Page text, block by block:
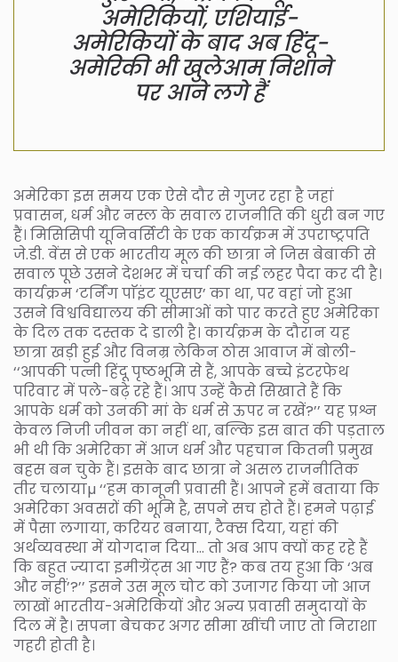
अमेरिकियों, एशियाई-
अमेरिकियों के बाद अब हिंदू-
अमेरिकी भी खुलेआम निशाने
पर आने लगे हैं
अमेरिका इस समय एक ऐसे दौर से गुजर रहा है जहां
प्रवासन, धर्म और नस्ल के सवाल राजनीति की धुरी बन गए
हैं। मिसिसिपी यूनिवर्सिटी के एक कार्यक्रम में उपराष्ट्रपति
जे.डी. वेंस से एक भारतीय मूल की छात्रा ने जिस बेबाकी से
सवाल पूछे उसने देशभर में चर्चा की नई लहर पैदा कर दी है।
कार्यक्रम ‘टर्निंग पाॅइंट यूएसए’ का था, पर वहां जो हुआ
उसने विश्वविद्यालय की सीमाओं को पार करते हुए अमेरिका
के दिल तक दस्तक दे डाली है। कार्यक्रम के दौरान यह
छात्रा खड़ी हुई और विनम्र लेकिन ठोस आवाज में बोली-
‘‘आपकी पत्नी हिंदू पृष्ठभूमि से हैं, आपके बच्चे इंटरफेथ
परिवार में पले-बढ़े रहे हैं। आप उन्हें कैसे सिखाते हैं कि
आपके धर्म को उनकी मां के धर्म से ऊपर न रखें?’’ यह प्रश्न
केवल निजी जीवन का नहीं था, बल्कि इस बात की पड़ताल
भी थी कि अमेरिका में आज धर्म और पहचान कितनी प्रमुख
बहस बन चुके हैं। इसके बाद छात्रा ने असल राजनीतिक
तीर चलायाµ ‘‘हम कानूनी प्रवासी हैं। आपने हमें बताया कि
अमेरिका अवसरों की भूमि है, सपने सच होते हैं। हमने पढ़ाई
में पैसा लगाया, करियर बनाया, टैक्स दिया, यहां की
अर्थव्यवस्था में योगदान दिया… तो अब आप क्यों कह रहे हैं
कि बहुत ज्यादा इमीग्रेंट्स आ गए हैं? कब तय हुआ कि ‘अब
और नहीं’?’’ इसने उस मूल चोट को उजागर किया जो आज
लाखों भारतीय-अमेरिकियों और अन्य प्रवासी समुदायों के
दिल में है। सपना बेचकर अगर सीमा खींची जाए तो निराशा
गहरी होती है।